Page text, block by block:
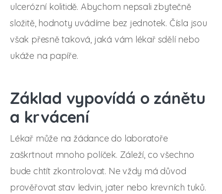
ulcerózní kolitidě. Abychom nepsali zbytečně
složitě, hodnoty uvádíme bez jednotek. Čísla jsou
však přesně taková, jaká vám lékař sdělí nebo
ukáže na papíře.
Základ vypovídá o zánětu
a krvácení
Lékař může na žádance do laboratoře
zaškrtnout mnoho políček. Záleží, co všechno
bude chtít zkontrolovat. Ne vždy má důvod
prověřovat stav ledvin, jater nebo krevních tuků.